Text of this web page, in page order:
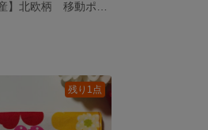
残り1点